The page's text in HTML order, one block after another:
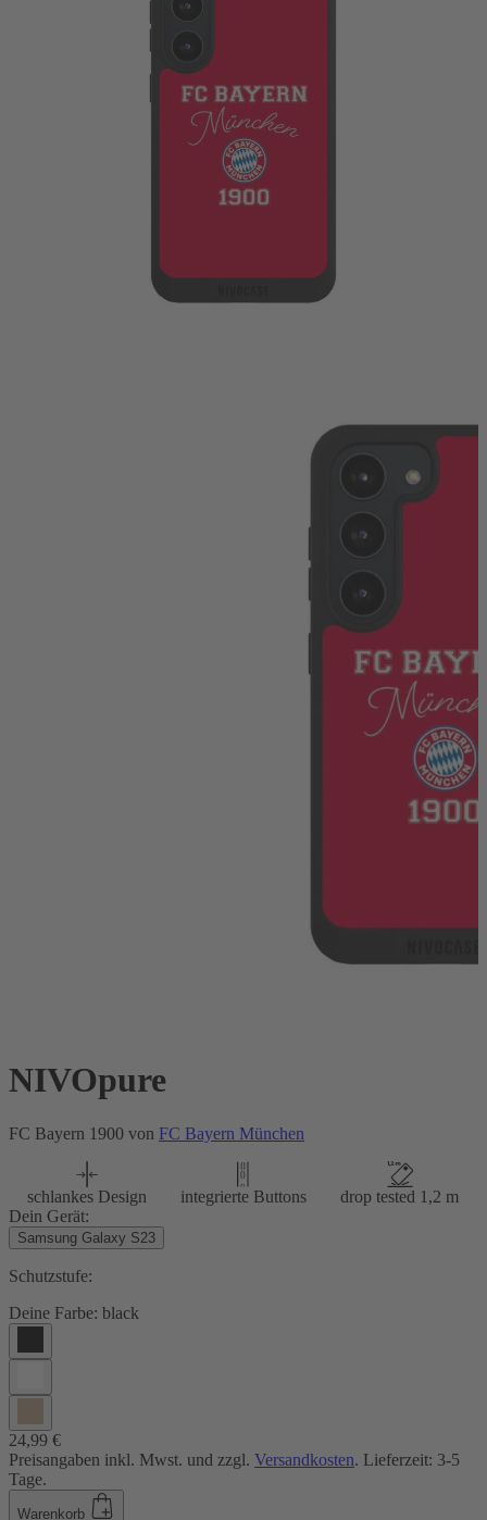
NIVOpure
FC Bayern 1900 von FC Bayern München
schlankes Design integrierte Buttons
drop tested 1,2 m
Dein Gerät:
Samsung Galaxy S23
Schutzstufe:
Deine Farbe: black
24,99 €
Preisangaben inkl. Mwst. und zzgl. Versandkosten. Lieferzeit: 3-5
Tage.
Warenkorb